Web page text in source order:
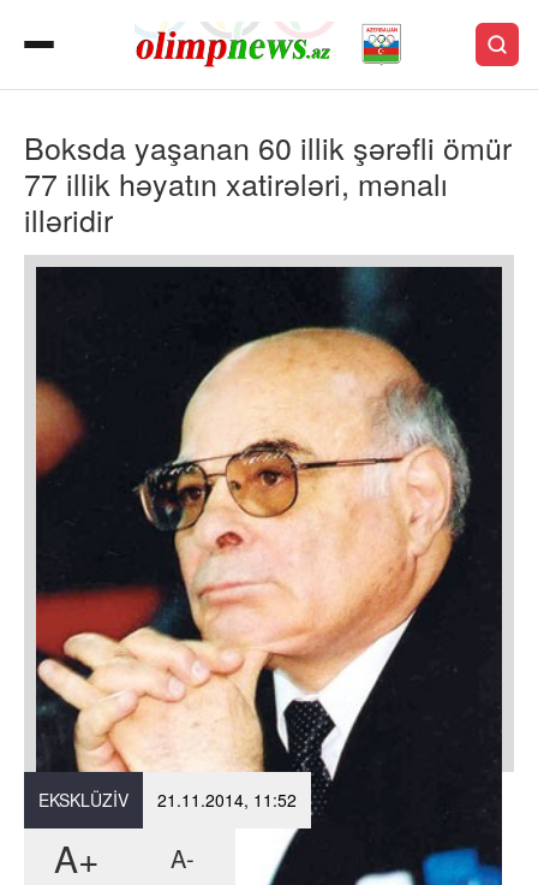
Boksda yaşanan 60 illik şərəfli ömür
77 illik həyatın xatirələri, mənalı
illəridir
EKSKLÜZIV 21.11.2014, 11:52
A+ A-